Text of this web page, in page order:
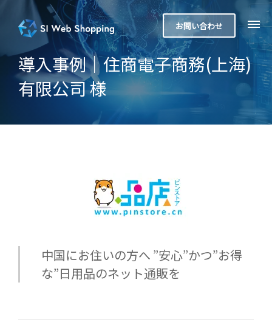
お問い合わせ
導入事例｜住商電子商務(上海)
有限公司 様
中国にお住いの方へ ”安心”かつ”お得
な”日用品のネット通販を